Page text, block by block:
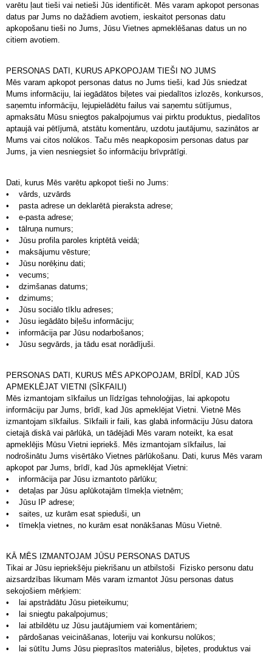
varētu ļaut tieši vai netieši Jūs identificēt. Mēs varam apkopot personas
datus par Jums no dažādiem avotiem, ieskaitot personas datu
apkopošanu tieši no Jums, Jūsu Vietnes apmeklēšanas datus un no
citiem avotiem.
PERSONAS DATI, KURUS APKOPOJAM TIEŠI NO JUMS
Mēs varam apkopot personas datus no Jums tieši, kad Jūs sniedzat
Mums informāciju, lai iegādātos biļetes vai piedalītos izlozēs, konkursos,
saņemtu informāciju, lejupielādētu failus vai saņemtu sūtījumus,
apmaksātu Mūsu sniegtos pakalpojumus vai pirktu produktus, piedalītos
aptaujā vai pētījumā, atstātu komentāru, uzdotu jautājumu, sazinātos ar
Mums vai citos nolūkos. Taču mēs neapkoposim personas datus par
Jums, ja vien nesniegsiet šo informāciju brīvprātīgi.
Dati, kurus Mēs varētu apkopot tieši no Jums:
• vārds, uzvārds
• pasta adrese un deklarētā pieraksta adrese;
• e-pasta adrese;
• tālruņa numurs;
• Jūsu profila paroles kriptētā veidā;
• maksājumu vēsture;
• Jūsu norēķinu dati;
• vecums;
• dzimšanas datums;
• dzimums;
• Jūsu sociālo tīklu adreses;
• Jūsu iegādāto biļešu informāciju;
• informācija par Jūsu nodarbošanos;
• Jūsu segvārds, ja tādu esat norādījuši.
PERSONAS DATI, KURUS MĒS APKOPOJAM, BRĪDĪ, KAD JŪS
APMEKLĒJAT VIETNI (SĪKFAILI)
Mēs izmantojam sīkfailus un līdzīgas tehnoloģijas, lai apkopotu
informāciju par Jums, brīdī, kad Jūs apmeklējat Vietni. Vietnē Mēs
izmantojam sīkfailus. Sīkfaili ir faili, kas glabā informāciju Jūsu datora
cietajā diskā vai pārlūkā, un tādējādi Mēs varam noteikt, ka esat
apmeklējis Mūsu Vietni iepriekš. Mēs izmantojam sīkfailus, lai
nodrošinātu Jums visērtāko Vietnes pārlūkošanu. Dati, kurus Mēs varam
apkopot par Jums, brīdī, kad Jūs apmeklējat Vietni:
• informācija par Jūsu izmantoto pārlūku;
• detaļas par Jūsu aplūkotajām tīmekļa vietnēm;
• Jūsu IP adrese;
• saites, uz kurām esat spieduši, un
• tīmekļa vietnes, no kurām esat nonākšanas Mūsu Vietnē.
KĀ MĒS IZMANTOJAM JŪSU PERSONAS DATUS
Tikai ar Jūsu iepriekšēju piekrišanu un atbilstoši Fizisko personu datu
aizsardzības likumam Mēs varam izmantot Jūsu personas datus
sekojošiem mērķiem:
• lai apstrādātu Jūsu pieteikumu;
• lai sniegtu pakalpojumus;
• lai atbildētu uz Jūsu jautājumiem vai komentāriem;
• pārdošanas veicināšanas, loteriju vai konkursu nolūkos;
•
lai sūtītu Jums Jūsu pieprasītos materiālus, biļetes, produktus vai